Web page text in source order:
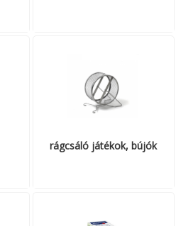
rágcsáló játékok, bújók